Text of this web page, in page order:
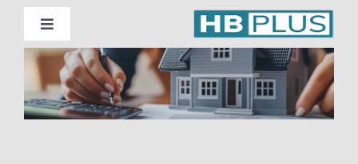
Skip
content
Toggle
Navigation
Standorte
Beratung